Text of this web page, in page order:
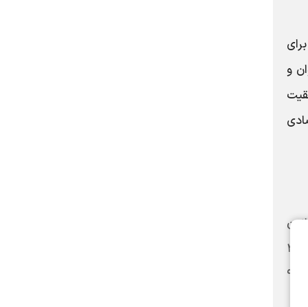
و
تاکنون، ۳ هزار و ۸۶۶ متقاضی در شهرهای زیر پوشش این اداره کل ثبت‌نام کرده‌اند که از این تعداد، ۲ هزار و ۴۷۷
خانوار به عنوان مشمول طرح شناسایی و تأیید نهایی شدند. از مجموع مشمولان تأییدشده، تاکنون یک هزار و ۹۴۸